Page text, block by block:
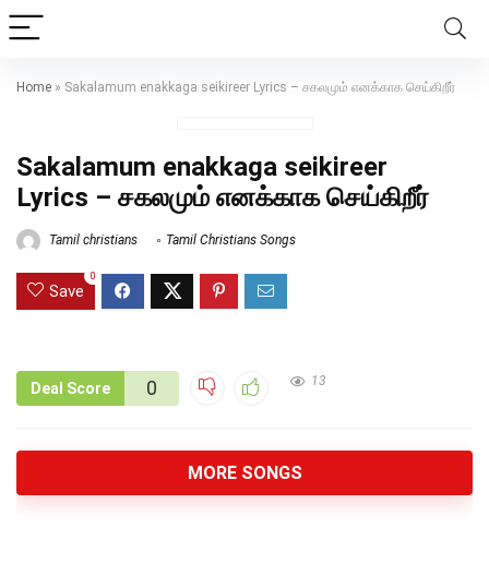
Home » Sakalamum enakkaga seikireer Lyrics – சகலமும் எனக்காக செய்கிறீர்
Sakalamum enakkaga seikireer
Lyrics – சகலமும் எனக்காக செய்கிறீர்
Tamil christians Tamil Christians Songs
Save
0
Deal Score 0 13
MORE SONGS